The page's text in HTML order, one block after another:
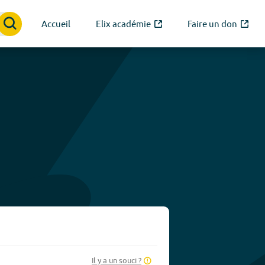
Accueil Elix académie Faire un don
Il y a un souci ?